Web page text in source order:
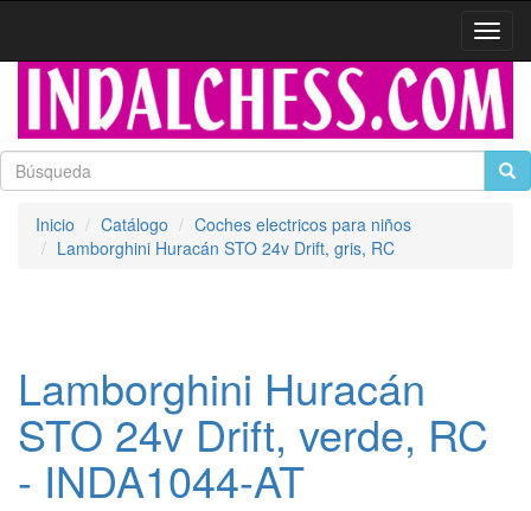
Inicio Catálogo
Coches electricos para niños
Lamborghini Huracán STO 24v Drift, gris, RC
Lamborghini Huracán
STO 24v Drift, verde, RC
- INDA1044-AT